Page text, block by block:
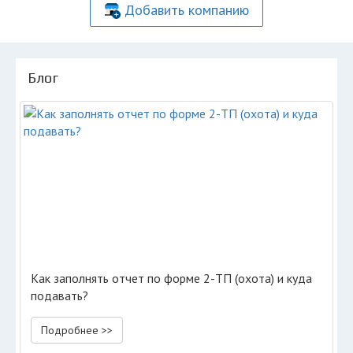
Добавить компанию
Блог
Как заполнять отчет по форме 2-ТП (охота) и куда
подавать?
Подробнее >>